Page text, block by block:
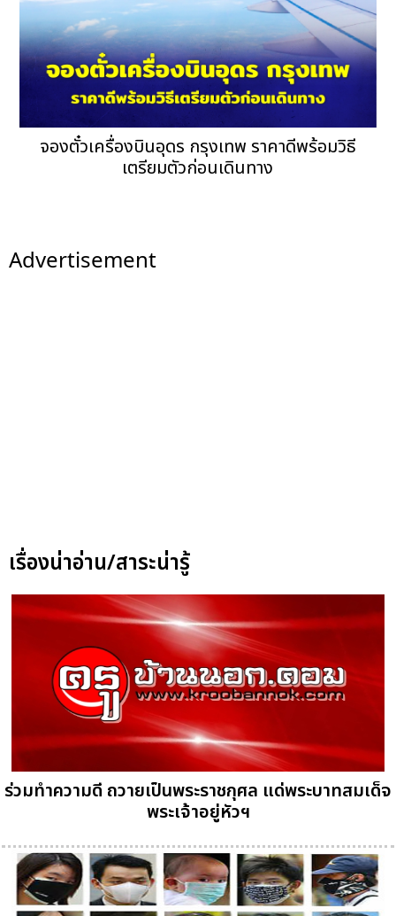
จองตั๋วเครื่องบินอุดร กรุงเทพ ราคาดีพร้อมวิธี
เตรียมตัวก่อนเดินทาง
Advertisement
เรื่องน่าอ่าน/สาระน่ารู้
ร่วมทำความดี ถวายเป็นพระราชกุศล แด่พระบาทสมเด็จ
พระเจ้าอยู่หัวฯ